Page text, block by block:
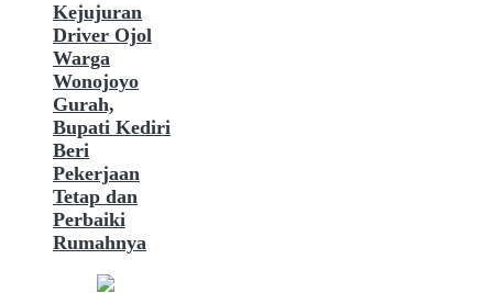
Kejujuran
Driver Ojol
Warga
Wonojoyo
Gurah,
Bupati Kediri
Beri
Pekerjaan
Tetap dan
Perbaiki
Rumahnya